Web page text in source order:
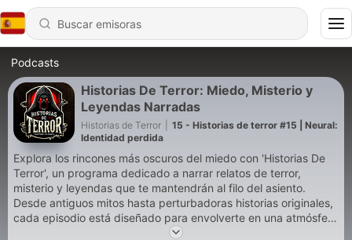
Podcasts
Historias De Terror: Miedo, Misterio y
Leyendas Narradas
Historias de Terror
15 - Historias de terror #15 | Neural:
Identidad perdida
Explora los rincones más oscuros del miedo con 'Historias De
Terror', un programa dedicado a narrar relatos de terror,
misterio y leyendas que te mantendrán al filo del asiento.
Desde antiguos mitos hasta perturbadoras historias originales,
cada episodio está diseñado para envolverte en una atmósfera
inquietante. Ideal para quienes aman el horror narrado con una